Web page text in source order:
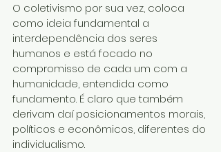
O coletivismo por sua vez, coloca
como ideia fundamental a
interdependência dos seres
humanos e está focado no
compromisso de cada um com a
humanidade, entendida como
fundamento. É claro que também
derivam daí posicionamentos morais,
políticos e econômicos, diferentes do
individualismo.